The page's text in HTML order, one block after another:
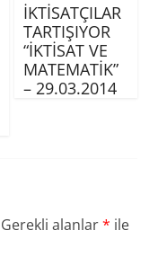
İKTİSATÇILAR
TARTIŞIYOR
“İKTİSAT VE
MATEMATİK”
– 29.03.2014
Gerekli alanlar* ile